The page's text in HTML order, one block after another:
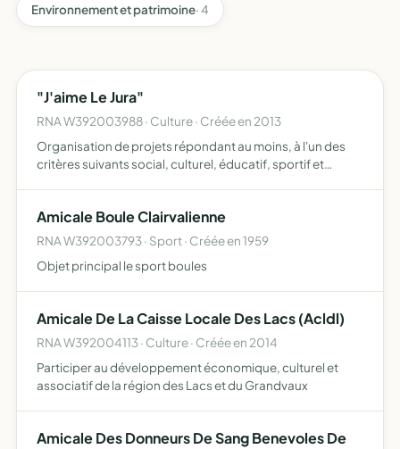
Environnement et patrimoine· 4
"J'aime Le Jura"
RNA W392003988 · Culture · Créée en 2013
Organisation de projets répondant au moins, à l'un des
critères suivants social, culturel, éducatif, sportif et
Amicale Boule Clairvalienne
RNA W392003793 · Sport · Créée en 1959
Objet principal le sport boules
Amicale De La Caisse Locale Des Lacs (Acldl)
RNA W392004113 · Culture · Créée en 2014
Participer au développement économique, culturel et
associatif de la région des Lacs et du Grandvaux
Amicale Des Donneurs De Sang Benevoles De